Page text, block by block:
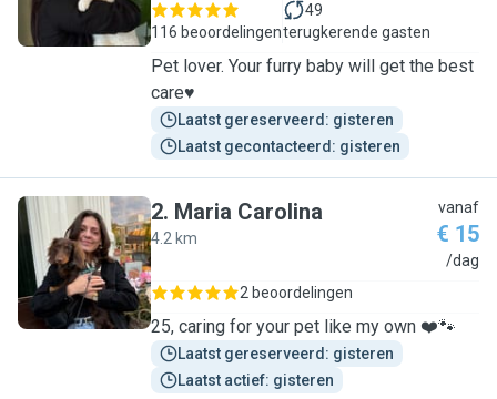
116 beoordelingen
49
terugkerende gasten
Pet lover. Your furry baby will get the best
care♥️
Laatst gereserveerd: gisteren
Laatst gecontacteerd: gisteren
M
2. Maria Carolina
4.2 km
vanaf
€ 15
/dag
2 beoordelingen
25, caring for your pet like my own ❤️🐾
Laatst gereserveerd: gisteren
Laatst actief: gisteren